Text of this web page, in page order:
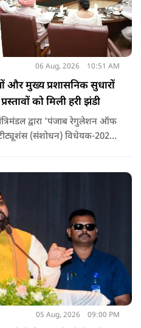
06 Aug, 2026 10:51 AM
और मुख्य प्रशासनिक सुधारों
को मिली हरी झंडी
द्वारा 'पंजाब रेगुलेशन ऑफ
(संशोधन) विधेयक-2026'
05 Aug, 2026 09:00 PM